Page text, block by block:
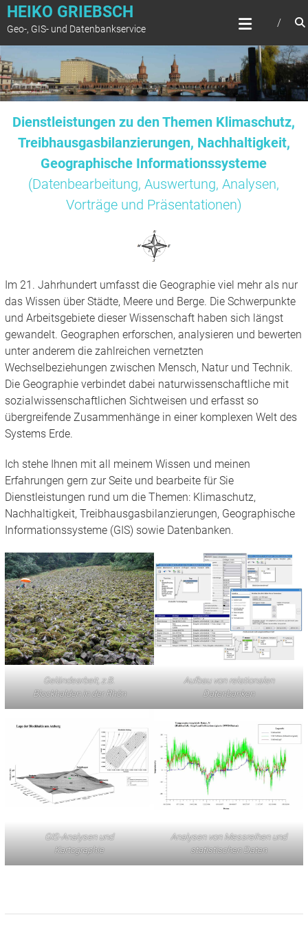
Zum
springen
HEIKO GRIEBSCH
Geo-, GIS- und Datenbankservice
Dienstleistungen zu den Themen Klimaschutz,
Treibhausgasbilanzierungen, Nachhaltigkeit,
Geographische Informationssysteme
(Datenbearbeitung, Auswertung, Analysen,
Vorträge und Präsentationen)
Im 21. Jahrhundert umfasst die Geographie viel mehr als nur
das Wissen über Städte, Meere und Berge. Die Schwerpunkte
und Arbeitsgebiete dieser Wissenschaft haben sich längst
gewandelt. Geographen erforschen, analysieren und bewerten
unter anderem die zahlreichen vernetzten
Wechselbeziehungen zwischen Mensch, Natur und Technik.
Die Geographie verbindet dabei naturwissenschaftliche mit
sozialwissenschaftlichen Sichtweisen und erfasst so
übergreifende Zusammenhänge in einer komplexen Welt des
Systems Erde.
Ich stehe Ihnen mit all meinem Wissen und meinen
Erfahrungen gern zur Seite und bearbeite für Sie
Dienstleistungen rund um die Themen: Klimaschutz,
Nachhaltigkeit, Treibhausgasbilanzierungen, Geographische
Informationssysteme (GIS) sowie Datenbanken.
Geländearbeit, z.B.
Blockhalden in der Rhön
Aufbau von relationalen
Datenbanken
GIS-Analysen und
Kartographie
Analysen von Messreihen und
statistischen Daten